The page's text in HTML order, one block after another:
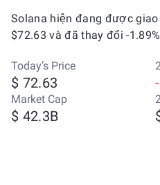
Solana hiện đang được
$72.63 và đã thay đổi -
Today’s Price
$ 72.63
Market Cap
$ 42.3B